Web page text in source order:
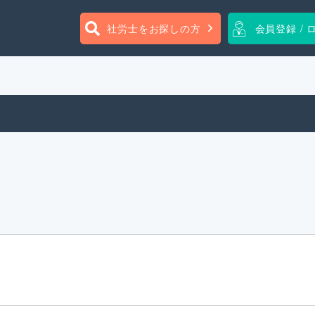
社労士をお探しの方 会員登録 /